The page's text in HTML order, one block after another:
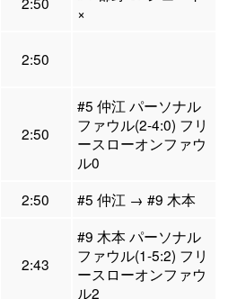
×
2:50
2:50
#5 仲江 パーソナル
ファウル(2-4:0) フリ
ースローオンファウ
ル0
2:50
#5 仲江 → #9 木本
2:43
#9 木本 パーソナル
ファウル(1-5:2) フリ
ースローオンファウ
ル2